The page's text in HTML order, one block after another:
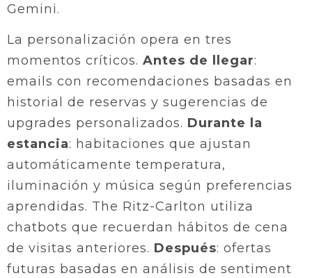
Gemini.
La personalización opera en tres
momentos críticos. Antes de llegar:
emails con recomendaciones basadas en
historial de reservas y sugerencias de
upgrades personalizados. Durante la
estancia: habitaciones que ajustan
automáticamente temperatura,
iluminación y música según preferencias
aprendidas. The Ritz-Carlton utiliza
chatbots que recuerdan hábitos de cena
de visitas anteriores. Después: ofertas
futuras basadas en análisis de sentiment